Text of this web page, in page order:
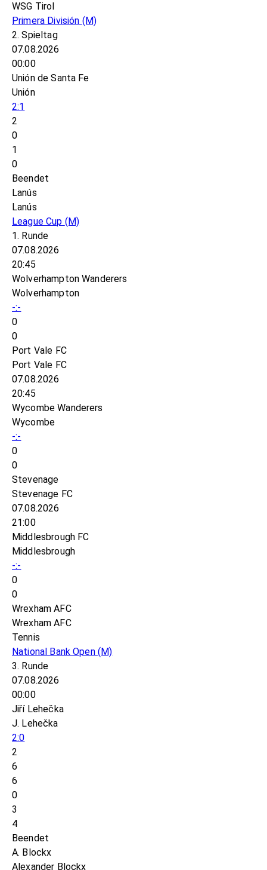
WSG Tirol
Primera División (M)
2. Spieltag
07.08.2026
00:00
Unión de Santa Fe
Unión
2:1
2
0
1
0
Beendet
Lanús
Lanús
League Cup (M)
1. Runde
07.08.2026
20:45
Wolverhampton Wanderers
Wolverhampton
-:-
0
0
Port Vale FC
Port Vale FC
07.08.2026
20:45
Wycombe Wanderers
Wycombe
-:-
0
0
Stevenage
Stevenage FC
07.08.2026
21:00
Middlesbrough FC
Middlesbrough
-:-
0
0
Wrexham AFC
Wrexham AFC
Tennis
National Bank Open (M)
3. Runde
07.08.2026
00:00
Jiří Lehečka
J. Lehečka
2:0
2
6
6
0
3
4
Beendet
A. Blockx
Alexander Blockx